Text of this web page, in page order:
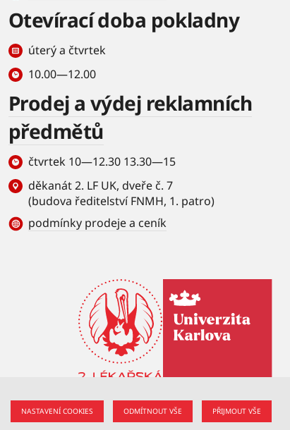
Otevírací doba pokladny
úterý a čtvrtek
10.00—12.00
Prodej a výdej reklamních
předmětů
čtvrtek 10—12.30 13.30—15
děkanát 2. LF UK, dveře č. 7
(budova ředitelství FNMH, 1. patro)
podmínky prodeje a ceník
NASTAVENÍ COOKIES ODMÍTNOUT VŠE PŘIJMOUT VŠE